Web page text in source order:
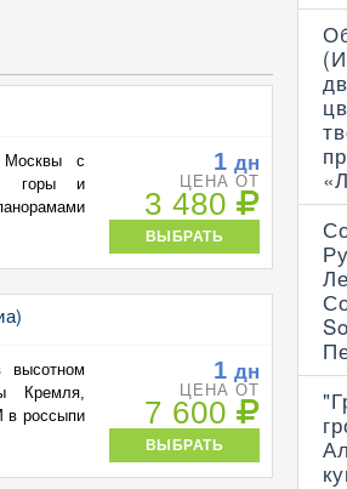
Москвы с
горы и
1дн
ЦЕНА ОТ
3 480
ВЫБРАТЬ
высотном
Кремля,
в россыпи
1дн
ЦЕНА ОТ
7 600
ВЫБРАТЬ